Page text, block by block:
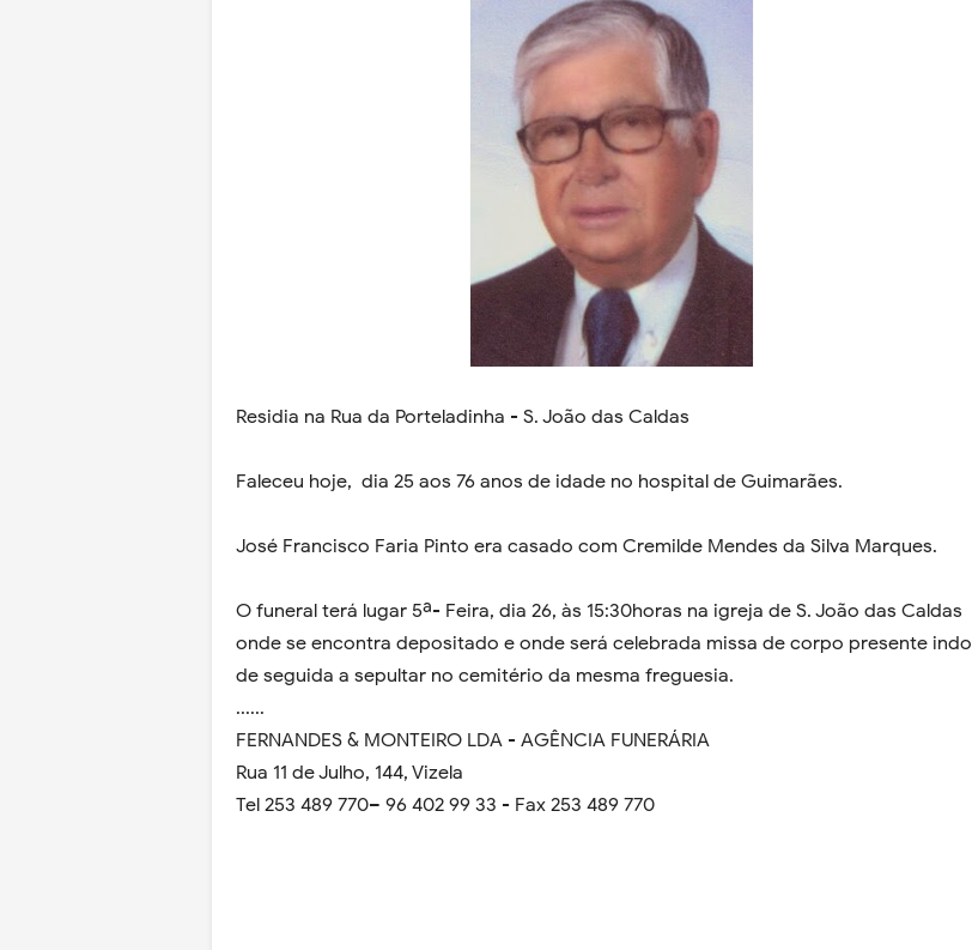
Residia na Rua da Porteladinha - S. João das Caldas
Faleceu hoje, dia 25 aos 76 anos de idade no hospital de Guimarães.
José Francisco Faria Pinto era casado com Cremilde Mendes da Silva Marques.
O funeral terá lugar 5ª- Feira, dia 26, às 15:30horas na igreja de S. João das Caldas
onde se encontra depositado e onde será celebrada missa de corpo presente indo
de seguida a sepultar no cemitério da mesma freguesia.
......
FERNANDES & MONTEIRO LDA - AGÊNCIA FUNERÁRIA
Rua 11 de Julho, 144, Vizela
Tel 253 489 770– 96 402 99 33 - Fax 253 489 770